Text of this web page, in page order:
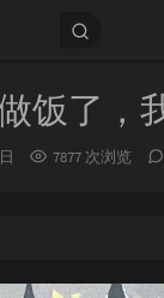
饭了，
7877 次浏览